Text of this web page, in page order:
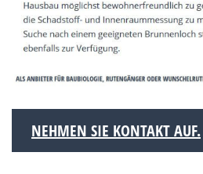
NEHMEN SIE KONTAKT AUF.